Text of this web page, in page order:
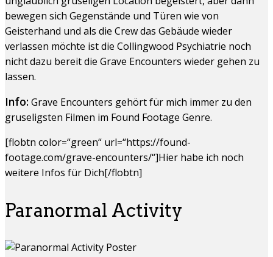
bewegen sich Gegenstände und Türen wie von
Geisterhand und als die Crew das Gebäude wieder
verlassen möchte ist die Collingwood Psychiatrie noch
nicht dazu bereit die Grave Encounters wieder gehen zu
lassen.
Info: Grave Encounters gehört für mich immer zu den
gruseligsten Filmen im Found Footage Genre.
[flobtn color=“green“ url=“https://found-
footage.com/grave-encounters/“]Hier habe ich noch
weitere Infos für Dich[/flobtn]
Paranormal Activity